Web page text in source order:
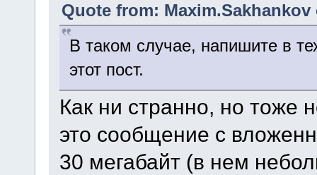
Quote from: Maxim.Sakhankov
В таком случае, напишите в
этот пост.
Как ни странно, но тоже
это сообщение с
30 мегабайт (в нем